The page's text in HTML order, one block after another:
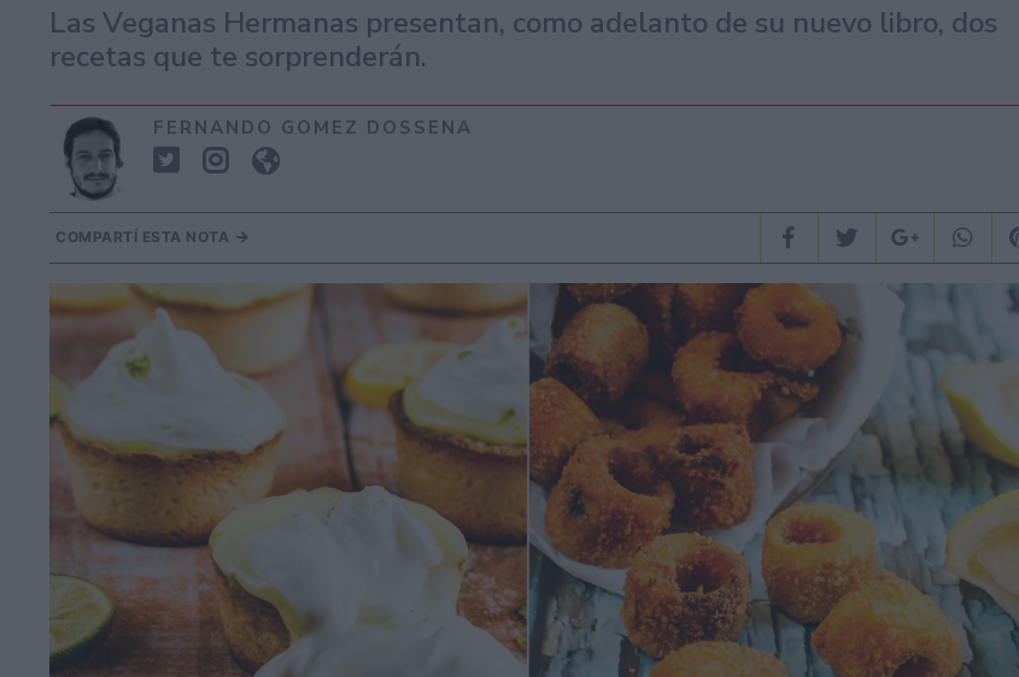
Las Veganas Hermanas presentan, como adelanto de su nuevo libro, dos
recetas que te sorprenderán.
FERNANDO GOMEZ DOSSENA
COMPARTÍ ESTA NOTA